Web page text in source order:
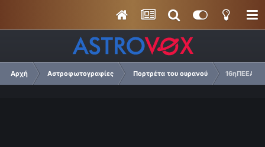
Αρχή Αστροφωτογραφίες Πορτρέτα του ουρανού